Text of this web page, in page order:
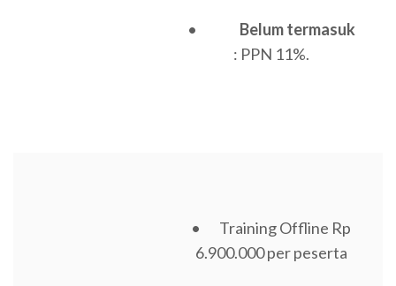
• Belum termasuk
: PPN 11%.
• Training Offline Rp
6.900.000 per peserta